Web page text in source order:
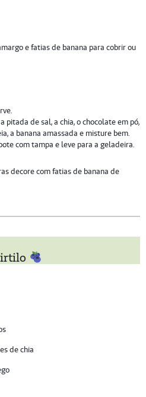
e fatias de banana para cobrir ou
pitada de sal, a chia, o chocolate em pó,
a banana amassada e misture bem.
com tampa e leve para a geladeira.
decore com fatias de banana de
de chia